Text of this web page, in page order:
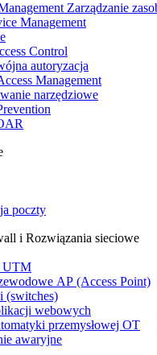
Zarządzanie
Management
Control
autoryzacja
Management
narzędziowe
poczty
i Rozwiązania sieciowe
UTM
AP (Access Point)
(switches)
webowych
przemysłowej OT
awaryjne